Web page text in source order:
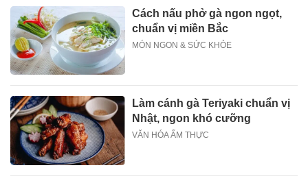
Cách nấu phở gà ngon ngọt,
chuẩn vị miền Bắc
MÓN NGON & SỨC KHỎE
Làm cánh gà Teriyaki chuẩn vị
Nhật, ngon khó cưỡng
VĂN HÓA ẨM THỰC